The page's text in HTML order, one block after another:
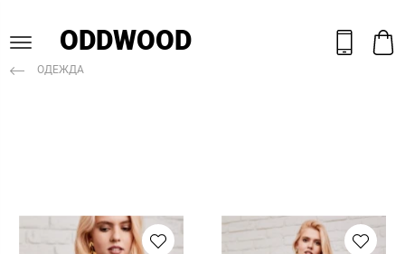
ODDWOOD
ОДЕЖДА